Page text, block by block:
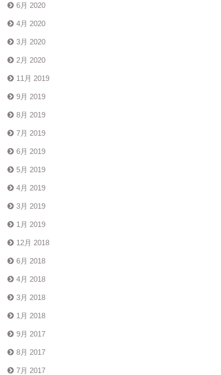
6月 2020
4月 2020
3月 2020
2月 2020
11月 2019
9月 2019
8月 2019
7月 2019
6月 2019
5月 2019
4月 2019
3月 2019
1月 2019
12月 2018
6月 2018
4月 2018
3月 2018
1月 2018
9月 2017
8月 2017
7月 2017